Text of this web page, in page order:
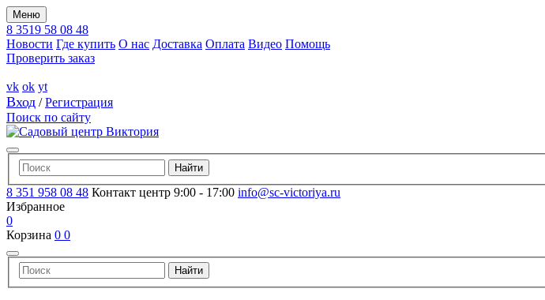
Меню
8 3519 58 08 48
Новости Где купить О нас Доставка Оплата Видео Помощь
Проверить заказ
vk ok yt
Вход /Регистрация
Поиск по сайту
8 351 958 08 48 Контакт центр 9:00 - 17:00 info@sc-victoriya.ru
Избранное
0
Корзина 0 0